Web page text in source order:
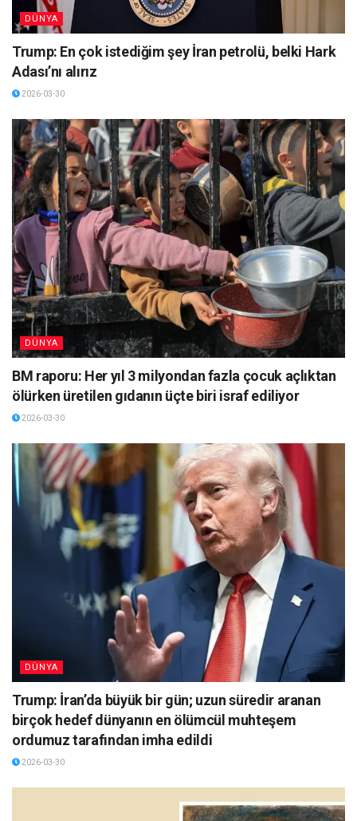
DÜNYA
Trump: En çok istediğim şey İran petrolü, belki Hark
Adası’nı alırız
2026-03-30
DÜNYA
BM raporu: Her yıl 3 milyondan fazla çocuk açlıktan
ölürken üretilen gıdanın üçte biri israf ediliyor
2026-03-30
DÜNYA
Trump: İran’da büyük bir gün; uzun süredir aranan
birçok hedef dünyanın en ölümcül muhteşem
ordumuz tarafından imha edildi
2026-03-30